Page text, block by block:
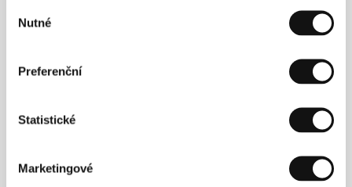
souhlasu
Nutné
Preferenční
Statistické
Marketingové
tato orientace se zřetelně projevuje v jeho druhém
se rovněž zabývá experimentováním s filmovým
jazykem, vedle vlastní práce též učí režii na akademii
Kontakty